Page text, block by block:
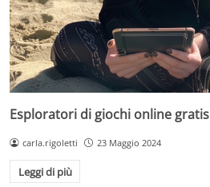
Esploratori di giochi online gratis
carla.rigoletti 23 Maggio 2024
Leggi di più